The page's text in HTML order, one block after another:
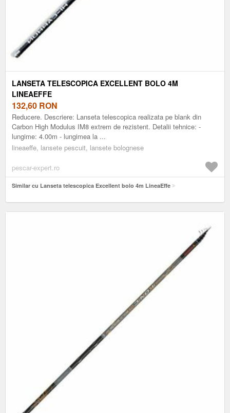
LANSETA TELESCOPICA EXCELLENT BOLO 4M
LINEAEFFE
132,60 RON
Reducere. Descriere: Lanseta telescopica realizata pe blank din
Carbon High Modulus IM8 extrem de rezistent. Detalii tehnice: -
lungime: 4.00m - lungimea la ...
lineaeffe, lansete pescuit, lansete bolognese
pescar-expert.ro
Similar cu Lanseta telescopica Excellent bolo 4m LineaEffe